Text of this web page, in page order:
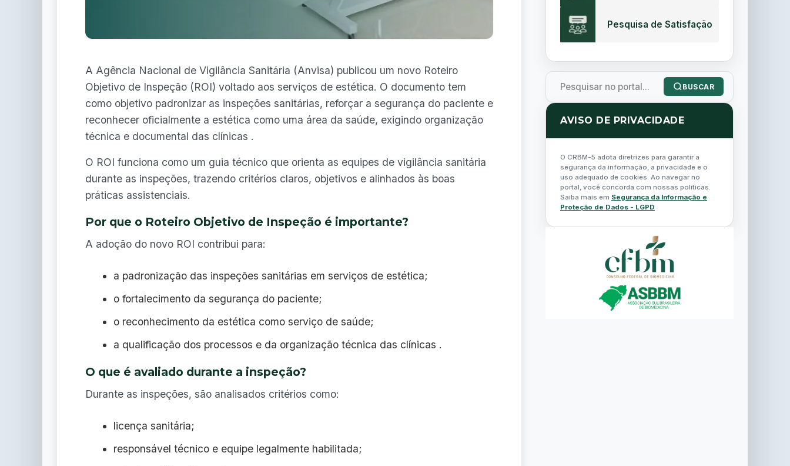
A Agência Nacional de Vigilância Sanitária (Anvisa) publicou um novo Roteiro
Objetivo de Inspeção (ROI) voltado aos serviços de estética. O documento tem
como objetivo padronizar as inspeções sanitárias, reforçar a segurança do paciente e
reconhecer oficialmente a estética como uma área da saúde, exigindo organização
técnica e documental das clínicas .
O ROI funciona como um guia técnico que orienta as equipes de vigilância sanitária
durante as inspeções, trazendo critérios claros, objetivos e alinhados às boas
práticas assistenciais.
Por que o Roteiro Objetivo de Inspeção é importante?
A adoção do novo ROI contribui para:
a padronização das inspeções sanitárias em serviços de estética;
o fortalecimento da segurança do paciente;
o reconhecimento da estética como serviço de saúde;
a qualificação dos processos e da organização técnica das clínicas .
O que é avaliado durante a inspeção?
Durante as inspeções, são analisados critérios como:
licença sanitária;
responsável técnico e equipe legalmente habilitada;
Pesquisa de Satisfação
BUSCAR
AVISO DE PRIVACIDADE
O CRBM-5 adota diretrizes para garantir a
segurança da informação, a privacidade e o
uso adequado de cookies. Ao navegar no
portal, você concorda com nossas políticas.
Saiba mais em Segurança da Informação e
Proteção de Dados - LGPD